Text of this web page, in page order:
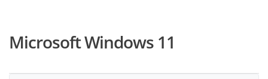
Microsoft Windows 11